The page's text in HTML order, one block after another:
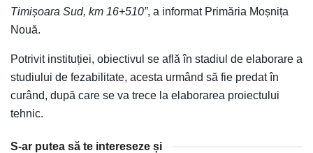
Timișoara Sud, km 16+510”, a informat Primăria Moșnița
Nouă.
Potrivit instituției, obiectivul se află în stadiul de elaborare a
studiului de fezabilitate, acesta urmând să fie predat în
curând, după care se va trece la elaborarea proiectului
tehnic.
S-ar putea să te intereseze și